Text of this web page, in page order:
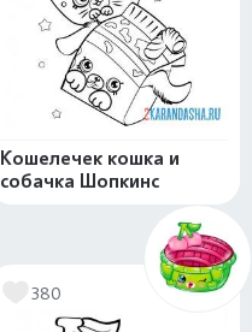
Кошелечек кошка и
собачка Шопкинс
380